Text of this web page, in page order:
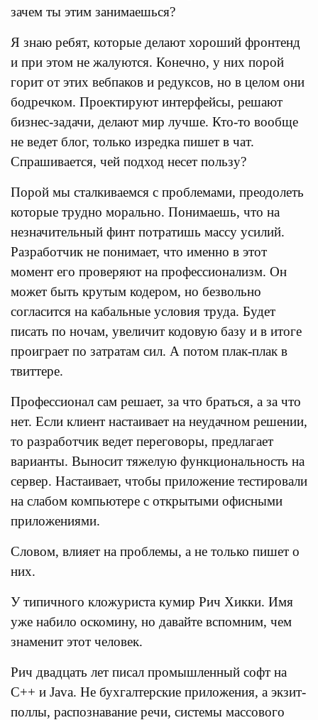
зачем ты этим занимаешься?
Я знаю ребят, которые делают хороший фронтенд
и при этом не жалуются. Конечно, у них порой
горит от этих вебпаков и редуксов, но в целом они
бодречком. Проектируют интерфейсы, решают
бизнес-задачи, делают мир лучше. Кто-то вообще
не ведет блог, только изредка пишет в чат.
Спрашивается, чей подход несет пользу?
Порой мы сталкиваемся с проблемами, преодолеть
которые трудно морально. Понимаешь, что на
незначительный финт потратишь массу усилий.
Разработчик не понимает, что именно в этот
момент его проверяют на профессионализм. Он
может быть крутым кодером, но безвольно
согласится на кабальные условия труда. Будет
писать по ночам, увеличит кодовую базу и в итоге
проиграет по затратам сил. А потом плак-плак в
твиттере.
Профессионал сам решает, за что браться, а за что
нет. Если клиент настаивает на неудачном решении,
то разработчик ведет переговоры, предлагает
варианты. Выносит тяжелую функциональность на
сервер. Настаивает, чтобы приложение тестировали
на слабом компьютере с открытыми офисными
приложениями.
Словом, влияет на проблемы, а не только пишет о
них.
У типичного кложуриста кумир Рич Хикки. Имя
уже набило оскомину, но давайте вспомним, чем
знаменит этот человек.
Рич двадцать лет писал промышленный софт на
C++ и Java. Не бухгалтерские приложения, а экзит-
поллы, распознавание речи, системы массового